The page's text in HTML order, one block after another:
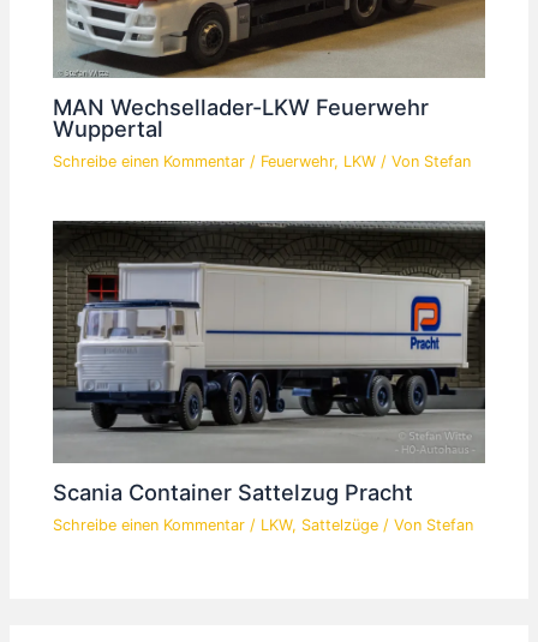
MAN Wechsellader-LKW Feuerwehr
Wuppertal
Schreibe einen Kommentar / Feuerwehr, LKW / Von Stefan
Scania Container Sattelzug Pracht
Schreibe einen Kommentar / LKW, Sattelzüge / Von Stefan